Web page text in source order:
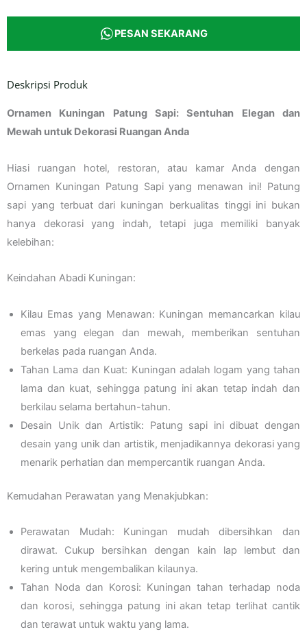
PESAN SEKARANG
Deskripsi Produk
Ornamen Kuningan Patung Sapi: Sentuhan Elegan dan
Mewah untuk Dekorasi Ruangan Anda
Hiasi ruangan hotel, restoran, atau kamar Anda dengan
Ornamen Kuningan Patung Sapi yang menawan ini! Patung
sapi yang terbuat dari kuningan berkualitas tinggi ini bukan
hanya dekorasi yang indah, tetapi juga memiliki banyak
kelebihan:
Keindahan Abadi Kuningan:
Kilau Emas yang Menawan: Kuningan memancarkan kilau
emas yang elegan dan mewah, memberikan sentuhan
berkelas pada ruangan Anda.
Tahan Lama dan Kuat: Kuningan adalah logam yang tahan
lama dan kuat, sehingga patung ini akan tetap indah dan
berkilau selama bertahun-tahun.
Desain Unik dan Artistik: Patung sapi ini dibuat dengan
desain yang unik dan artistik, menjadikannya dekorasi yang
menarik perhatian dan mempercantik ruangan Anda.
Kemudahan Perawatan yang Menakjubkan:
Perawatan Mudah: Kuningan mudah dibersihkan dan
dirawat. Cukup bersihkan dengan kain lap lembut dan
kering untuk mengembalikan kilaunya.
Tahan Noda dan Korosi: Kuningan tahan terhadap noda
dan korosi, sehingga patung ini akan tetap terlihat cantik
dan terawat untuk waktu yang lama.